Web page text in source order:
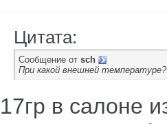
Цитата:
Сообщение от sch
При какой внешней температуре?
17гр в салоне